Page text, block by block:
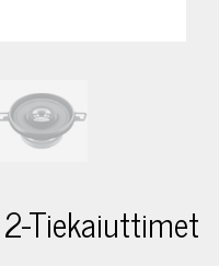
Tiekaiuttimet